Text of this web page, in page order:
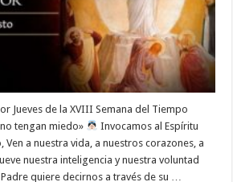
Jueves de la XVIII Semana del Tiempo
tengan miedo»
Invocamos al Espíritu
Ven a nuestra vida, a nuestros corazones, a
nuestra inteligencia y nuestra voluntad
quiere decirnos a través de su …